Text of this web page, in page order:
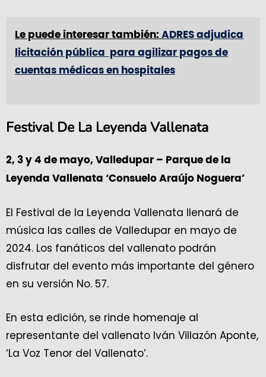
Le puede interesar también: ADRES adjudica
licitación pública para agilizar pagos de
cuentas médicas en hospitales
Festival De La Leyenda Vallenata
2, 3 y 4 de mayo, Valledupar – Parque de la
Leyenda Vallenata ‘Consuelo Araújo Noguera’
El Festival de la Leyenda Vallenata llenará de
música las calles de Valledupar en mayo de
2024. Los fanáticos del vallenato podrán
disfrutar del evento más importante del género
en su versión No. 57.
En esta edición, se rinde homenaje al
representante del vallenato Iván Villazón Aponte,
‘La Voz Tenor del Vallenato’.